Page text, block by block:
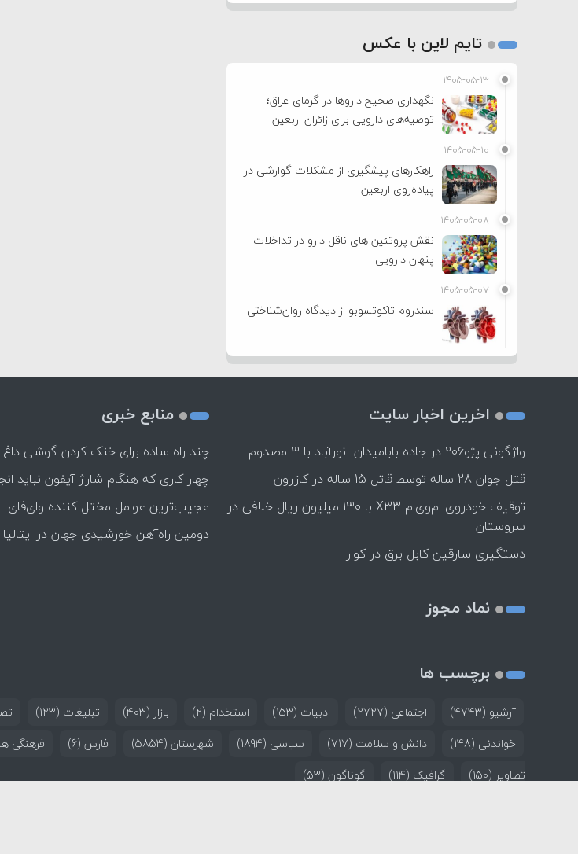
تایم لاین با عکس
۱۴۰۵-۰۵-۱۳
نگهداری صحیح داروها در گرمای عراق؛
توصیه‌های دارویی برای زائران اربعین
۱۴۰۵-۰۵-۱۰
راهکارهای پیشگیری از مشکلات گوارشی در
پیاده‌روی اربعین
۱۴۰۵-۰۵-۰۸
نقش پروتئین های ناقل دارو در تداخلات
پنهان دارویی
۱۴۰۵-۰۵-۰۷
سندروم تاکوتسوبو از دیدگاه روان‌شناختی
اخرین اخبار سایت
واژگونی پژو۲۰۶ در جاده بابامیدان- نورآباد با ۳ مصدوم
قتل جوان 28 ساله توسط قاتل 15 ساله در کازرون
توقیف خودروی ام‌وی‌ام X33 با ۱۳۰ میلیون ریال خلافی در
سروستان
دستگیری سارقین کابل برق در کوار
نماد مجوز
منابع خبری
چند راه‌ ساده برای خنک کردن گوشی داغ
چهار کاری که هنگام شارژ آیفون نباید
عجیب‌ترین عوامل مختل کننده وای‌فای
دومین راه‌آهن خورشیدی جهان در
برچسب ها
آرشیو (4743) اجتماعی (2727) ادبیات (153) استخدام (2) بازار (403) تبلیغات (123)
خواندنی (148) دانش و سلامت (717) سیاسی (1894) شهرستان (5854) فارس (6) فرهنگی
تصاویر (150) گرافیک (114) گوناگون (53)